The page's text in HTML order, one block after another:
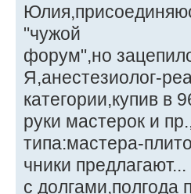
"чужой
форум",но
Я,анестезиолог-
категории,купив в
руки мастерок и
типа:мастера-
чники
с долгами,полгода